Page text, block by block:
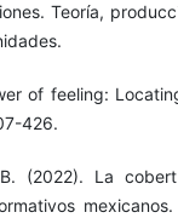
Teoría,
of feeling:
426.
(2022). La